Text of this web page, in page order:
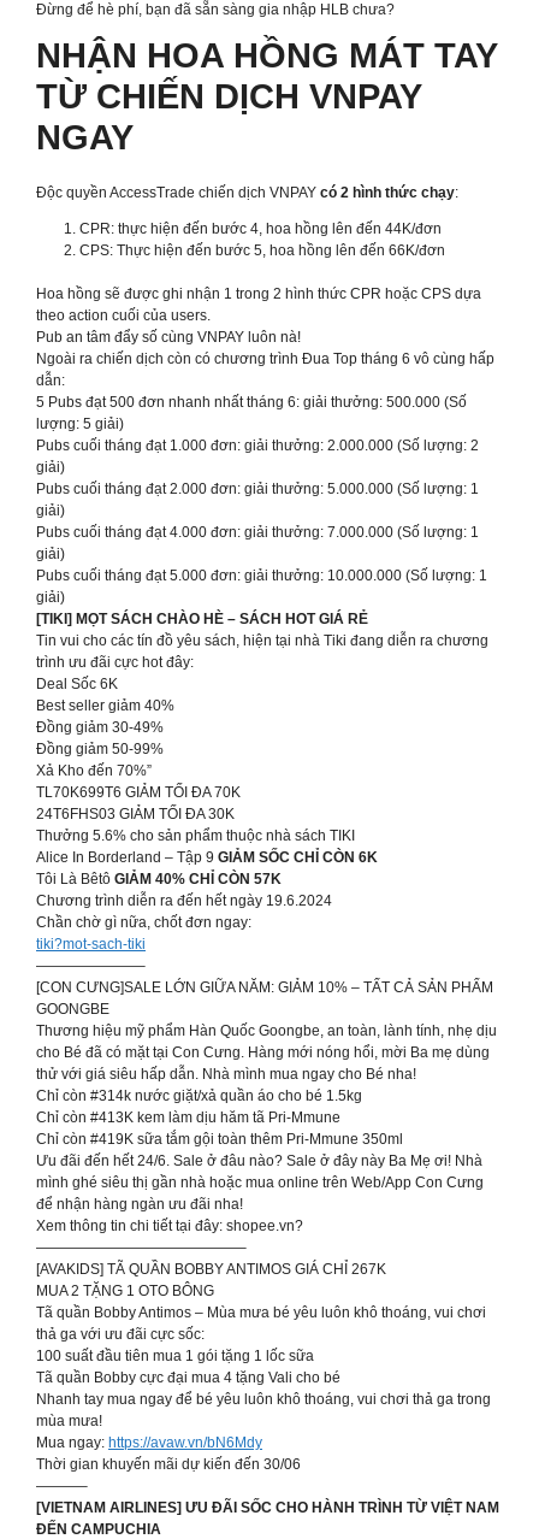
Đừng để hè phí, bạn đã sẵn sàng gia nhập HLB chưa?
NHẬN HOA HỒNG MÁT TAY
TỪ CHIẾN DỊCH VNPAY
NGAY
Độc quyền AccessTrade chiến dịch VNPAY có 2 hình thức chạy:
CPR: thực hiện đến bước 4, hoa hồng lên đến 44K/đơn
CPS: Thực hiện đến bước 5, hoa hồng lên đến 66K/đơn
Hoa hồng sẽ được ghi nhận 1 trong 2 hình thức CPR hoặc CPS dựa
theo action cuối của users.
Pub an tâm đẩy số cùng VNPAY luôn nà!
Ngoài ra chiến dịch còn có chương trình Đua Top tháng 6 vô cùng hấp
dẫn:
5 Pubs đạt 500 đơn nhanh nhất tháng 6: giải thưởng: 500.000 (Số
lượng: 5 giải)
Pubs cuối tháng đạt 1.000 đơn: giải thưởng: 2.000.000 (Số lượng: 2
giải)
Pubs cuối tháng đạt 2.000 đơn: giải thưởng: 5.000.000 (Số lượng: 1
giải)
Pubs cuối tháng đạt 4.000 đơn: giải thưởng: 7.000.000 (Số lượng: 1
giải)
Pubs cuối tháng đạt 5.000 đơn: giải thưởng: 10.000.000 (Số lượng: 1
giải)
[TIKI] MỌT SÁCH CHÀO HÈ – SÁCH HOT GIÁ RẺ
Tin vui cho các tín đồ yêu sách, hiện tại nhà Tiki đang diễn ra chương
trình ưu đãi cực hot đây:
Deal Sốc 6K
Best seller giảm 40%
Đồng giảm 30-49%
Đồng giảm 50-99%
Xả Kho đến 70%”
TL70K699T6 GIẢM TỐI ĐA 70K
24T6FHS03 GIẢM TỐI ĐA 30K
Thưởng 5.6% cho sản phẩm thuộc nhà sách TIKI
Alice In Borderland – Tập 9 GIẢM SỐC CHỈ CÒN 6K
Tôi Là Bêtô GIẢM 40% CHỈ CÒN 57K
Chương trình diễn ra đến hết ngày 19.6.2024
Chần chờ gì nữa, chốt đơn ngay:
tiki?mot-sach-tiki
———————–
[CON CƯNG]SALE LỚN GIỮA NĂM: GIẢM 10% – TẤT CẢ SẢN PHẨM
GOONGBE
Thương hiệu mỹ phẩm Hàn Quốc Goongbe, an toàn, lành tính, nhẹ dịu
cho Bé đã có mặt tại Con Cưng. Hàng mới nóng hổi, mời Ba mẹ dùng
thử với giá siêu hấp dẫn. Nhà mình mua ngay cho Bé nha!
Chỉ còn #314k nước giặt/xả quần áo cho bé 1.5kg
Chỉ còn #413K kem làm dịu hăm tã Pri-Mmune
Chỉ còn #419K sữa tắm gội toàn thêm Pri-Mmune 350ml
Ưu đãi đến hết 24/6. Sale ở đâu nào? Sale ở đây này Ba Mẹ ơi! Nhà
mình ghé siêu thị gần nhà hoặc mua online trên Web/App Con Cưng
để nhận hàng ngàn ưu đãi nha!
Xem thông tin chi tiết tại đây: shopee.vn?
——————————————–
[AVAKIDS] TÃ QUẦN BOBBY ANTIMOS GIÁ CHỈ 267K
MUA 2 TẶNG 1 OTO BÔNG
Tã quần Bobby Antimos – Mùa mưa bé yêu luôn khô thoáng, vui chơi
thả ga với ưu đãi cực sốc:
100 suất đầu tiên mua 1 gói tặng 1 lốc sữa
Tã quần Bobby cực đại mua 4 tặng Vali cho bé
Nhanh tay mua ngay để bé yêu luôn khô thoáng, vui chơi thả ga trong
mùa mưa!
Mua ngay: https://avaw.vn/bN6Mdy
Thời gian khuyến mãi dự kiến đến 30/06
———–
[VIETNAM AIRLINES] ƯU ĐÃI SỐC CHO HÀNH TRÌNH TỪ VIỆT NAM
ĐẾN CAMPUCHIA